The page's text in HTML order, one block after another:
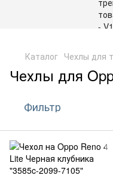
Каталог Чехлы для
Чехлы для
Фильтр